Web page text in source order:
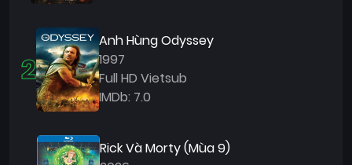
2
Anh Hùng Odyssey
1997
Full HD Vietsub
IMDb: 7.0
Rick Và Morty (Mùa 9)